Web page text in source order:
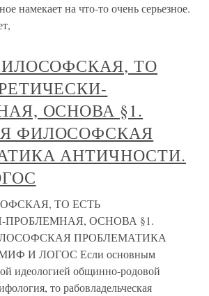
намекает на что-то очень серьезное.
ТО
ОСНОВА §1.
ФИЛОСОФСКАЯ
АНТИЧНОСТИ.
ТО ЕСТЬ
ПРОБЛЕМНАЯ, ОСНОВА §1.
ПРОБЛЕМАТИКА
И ЛОГОС Если основным
идеологией общинно-родовой
то рабовладельческая